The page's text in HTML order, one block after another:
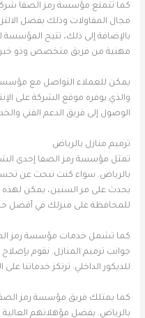
كما تتمتع مؤسسة رمز الصفا
مجال المقاولات وذلك بفضل
بالإضافة إلى ذلك، تتيح
مهنية من فريق متخصص وذو
يمكن للعملاء التواصل مع
والذي يوفره موقع الشركة على
الوصول إلى فريق الدعم الفني
ترميم منازل بالرياض
تمثل مؤسسة رمز الصفا إحدى
بالرياض. سواء كنت تبحث عن
يحدث على مر السنين، يمكن لهذه
للمحافظة على منزلك في أفضل
كما تشمل خدمات مؤسسة رمز
جوانب ترميم المنازل. نقوم
للديكور الداخلي. ترتكز خدماتنا
كما يمتلك فريق مؤسسة رمز
بالرياض. بفضل مؤهلاتهم